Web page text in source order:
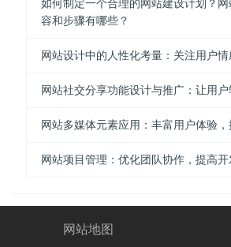
容和步骤有哪些？
网站设计中的人性化考量：关注用户
网站社交分享功能设计与推广：让用
网站多媒体元素应用：丰富用户体验
网站项目管理：优化团队协作，提高
网站地图